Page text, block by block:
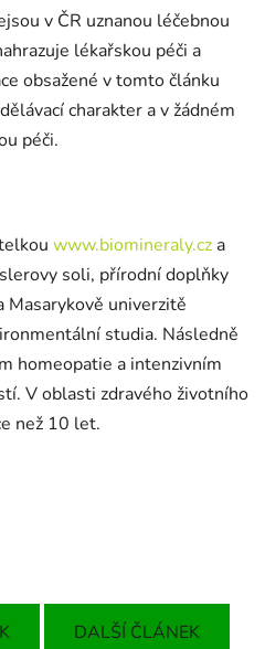
v ČR uznanou léčebnou
lékařskou péči a
obsažené v tomto článku
charakter a v žádném
péči.
www.biomineraly.cz a
soli, přírodní doplňky
Masarykově univerzitě
studia. Následně
homeopatie a intenzivním
V oblasti zdravého životního
než 10 let.
DALŠÍ ČLÁNEK